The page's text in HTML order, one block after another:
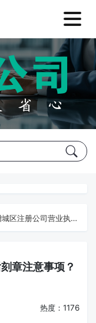
注册公司营业执照办理后刻章注意事项？***众企财税
章注意事项？
热度：1176